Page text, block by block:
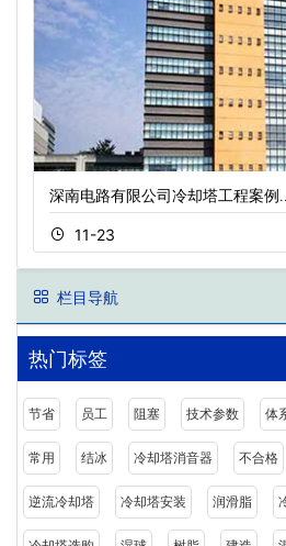
深南电路有限公司冷却塔工程案例
11-23
栏目导航
热门标签
节省 员工 阻塞 技术参数 体
常用 结冰 冷却塔消音器 不合格
逆流冷却塔 冷却塔安装 润滑脂